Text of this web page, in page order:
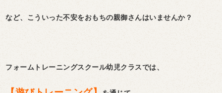
など、こういった不安をおもちの親御さんはいませんか？
フォームトレーニングスクール幼児クラスでは、